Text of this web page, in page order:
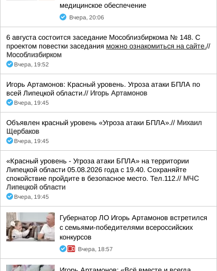
медицинское обеспечение
Вчера, 20:06
6 августа состоится заседание Мособлизбиркома № 148. С
проектом повестки заседания можно ознакомиться на сайте.//
Мособлизбирком
Вчера, 19:52
Игорь Артамонов: Красный уровень. Угроза атаки БПЛА по
всей Липецкой области.// Игорь Артамонов
Вчера, 19:45
Объявлен красный уровень «Угроза атаки БПЛА».// Михаил
Щербаков
Вчера, 19:45
«Красный уровень - Угроза атаки БПЛА» на территории
Липецкой области 05.08.2026 года с 19.40. Сохраняйте
спокойствие пройдите в безопасное место. Тел.112.// МЧС
Липецкой области
Вчера, 19:45
Губернатор ЛО Игорь Артамонов встретился
с семьями-победителями всероссийских
конкурсов
Вчера, 18:57